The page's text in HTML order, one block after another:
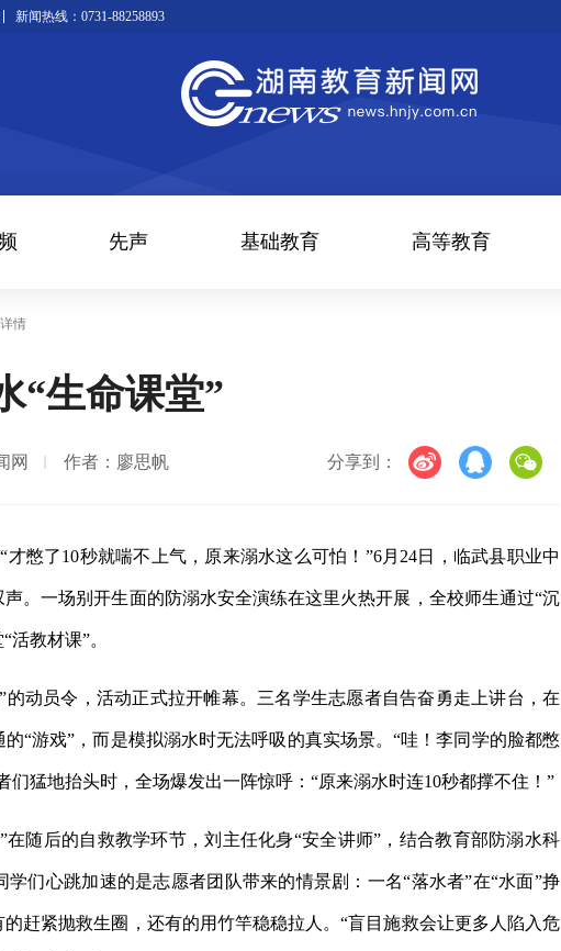
新闻热线：0731-88258893
先声 基础教育 高等教育
详情
“生命课堂”
网 作者：廖思帆 分享到：
憋了10秒就喘不上气，原来溺水这么可怕！”6月24日，临武县职业中
。一场别开生面的防溺水安全演练在这里火热开展，全校师生通过“沉
教材课”。
的动员令，活动正式拉开帷幕。三名学生志愿者自告奋勇走上讲台，在
“游戏”，而是模拟溺水时无法呼吸的真实场景。“哇！李同学的脸都憋
猛地抬头时，全场爆发出一阵惊呼：“原来溺水时连10秒都撑不住！”
随后的自救教学环节，刘主任化身“安全讲师”，结合教育部防溺水科
们心跳加速的是志愿者团队带来的情景剧：一名“落水者”在“水面”挣
赶紧抛救生圈，还有的用竹竿稳稳拉人。“盲目施救会让更多人陷入危